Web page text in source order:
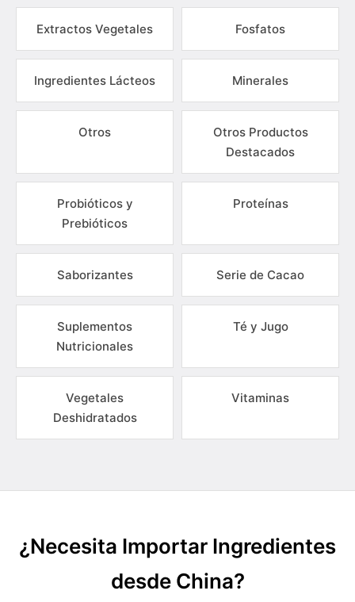
Extractos Vegetales Fosfatos
Ingredientes Lácteos Minerales
Otros
Otros Productos
Destacados
Probióticos y
Prebióticos
Proteínas
Saborizantes Serie de Cacao
Suplementos
Nutricionales
Té y Jugo
Vegetales
Deshidratados
Vitaminas
¿Necesita Importar Ingredientes
desde China?